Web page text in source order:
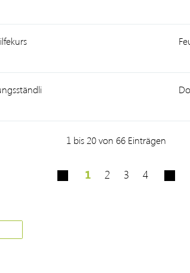
1 bis 20 von 66 Einträgen
1 2 3 4